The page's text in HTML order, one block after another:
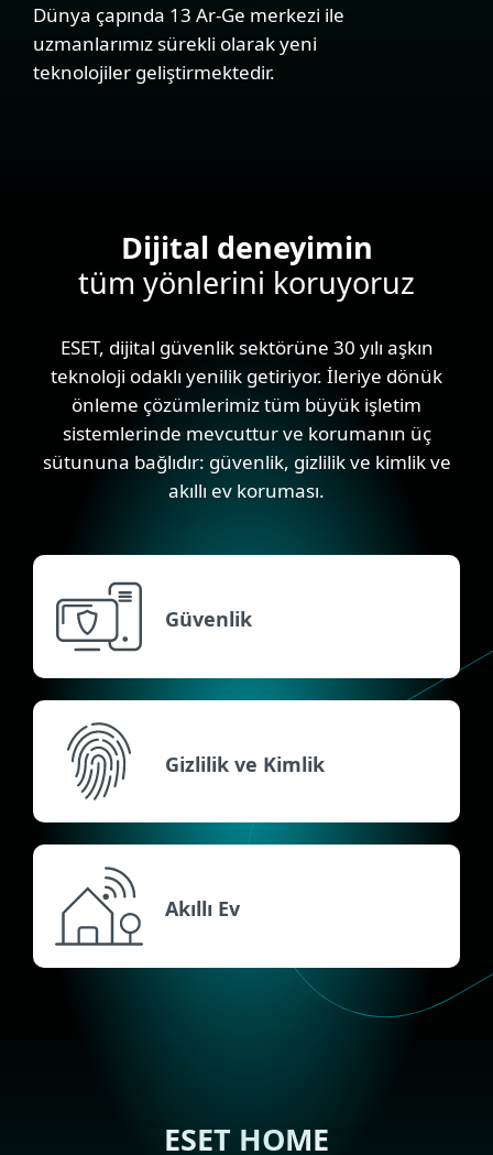
Dünya çapında 13 Ar-Ge merkezi ile
uzmanlarımız sürekli olarak yeni
teknolojiler geliştirmektedir.
Dijital deneyimin
tüm yönlerini koruyoruz
ESET, dijital güvenlik sektörüne 30 yılı aşkın
teknoloji odaklı yenilik getiriyor. İleriye dönük
önleme çözümlerimiz tüm büyük işletim
sistemlerinde mevcuttur ve korumanın üç
sütununa bağlıdır: güvenlik, gizlilik ve kimlik ve
akıllı ev koruması.
Güvenlik
Gizlilik ve Kimlik
Akıllı Ev
ESET HOME